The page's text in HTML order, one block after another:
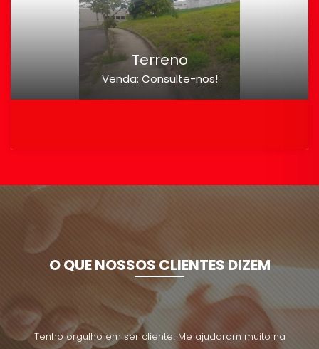
Terreno
Venda: Consulte-nos!
O QUE NOSSOS CLIENTES DIZEM
na Tenho orgulho em ser cliente! Me ajudaram muito na